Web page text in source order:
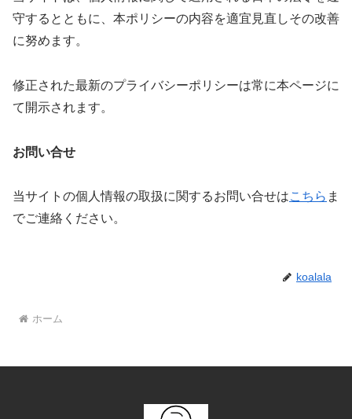
守するとともに、本ポリシーの内容を適宜見直しその改善
に努めます。
修正された最新のプライバシーポリシーは常に本ページに
て開示されます。
お問い合せ
当サイトの個人情報の取扱に関するお問い合せはこちら ま
でご連絡ください。
koalala
ホーム